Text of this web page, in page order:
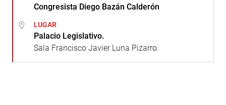
Congresista Diego Bazán Calderón
LUGAR
Palacio Legislativo.
Sala Francisco Javier Luna Pizarro.